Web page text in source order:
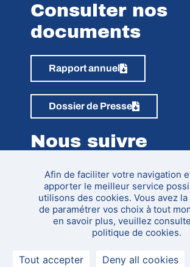
Consulter nos
documents
Rapport annuel
Dossier de Presse
Nous suivre
Mentions légales & Politique de
Politique d'Engagement Handicap
Conditions
Afin de faciliter votre navigation
apporter le meilleur service
utilisons des cookies. Vous avez
de paramétrer vos choix à tout
en savoir plus, veuillez
politique de cookies.
Tout accepter Deny all cookies